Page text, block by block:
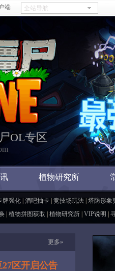
端
OL专区
植物研究所
牌强化 酒吧抽卡 竞技场玩法 塔防形象
植物拼图获取 植物研究所 VIP说明
更多»
27区开启公告